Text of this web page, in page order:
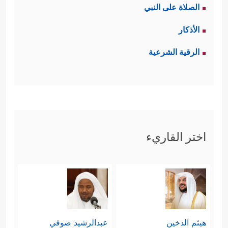
المدينة.
رابعًا: إن التعبِئة الجهاديَّة كانت تقومُ
على أساس الإيمان بالله، ووحدة
وَتَذۡهَبَ رِیحُكُمۡۖ وَٱصۡبِرُوۤاْۚ إِنَّ ٱللَّهَ مَعَ ٱلصَّـٰبِرِینَ﴾
بينما كانت تعبئة جيش المشركين تقوم
على أساس الرياء والبطر والصدِّ عن
سبيل الله
﴿وَلَا تَكُونُواْ كَٱلَّذِینَ خَرَجُواْ مِن دِیَـٰرِهِم
الصلاة على النبي
الأذكار
الرقية الشرعية
اختر القاريء
هيثم الدخين عبدالرشيد صوفي